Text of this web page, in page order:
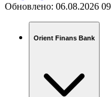
Обновлено: 06.08.2026
Orient Finans Bank